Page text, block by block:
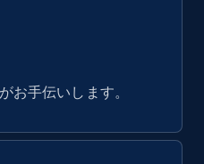
お手伝いします。